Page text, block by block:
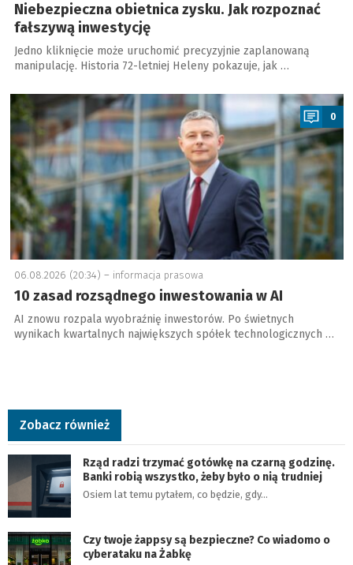
Niebezpieczna obietnica zysku. Jak rozpoznać
fałszywą inwestycję
Jedno kliknięcie może uruchomić precyzyjnie zaplanowaną
manipulację. Historia 72-letniej Heleny pokazuje, jak …
a
0
06.08.2026 (20:34) – informacja prasowa
10 zasad rozsądnego inwestowania w AI
AI znowu rozpala wyobraźnię inwestorów. Po świetnych
wynikach kwartalnych największych spółek technologicznych …
Zobacz również
Rząd radzi trzymać gotówkę na czarną godzinę.
Banki robią wszystko, żeby było o nią trudniej
Osiem lat temu pytałem, co będzie, gdy…
Czy twoje żappsy są bezpieczne? Co wiadomo o
cyberataku na Żabkę